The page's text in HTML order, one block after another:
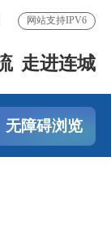
网站支持IPV6
走进连城
无障碍浏览